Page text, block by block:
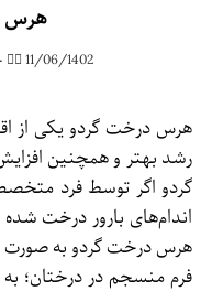
هرس
11/06/1402
هرس درخت گردو یکی از
رشد بهتر و همچنین
گردو اگر توسط فرد
اندام‌های بارور درخت
هرس درخت گردو به صورت
فرم منسجم در درختان؛